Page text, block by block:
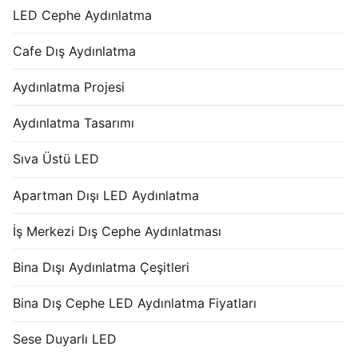
LED Cephe Aydınlatma
Cafe Dış Aydınlatma
Aydınlatma Projesi
Aydınlatma Tasarımı
Sıva Üstü LED
Apartman Dışı LED Aydınlatma
İş Merkezi Dış Cephe Aydınlatması
Bina Dışı Aydınlatma Çeşitleri
Bina Dış Cephe LED Aydınlatma Fiyatları
Sese Duyarlı LED